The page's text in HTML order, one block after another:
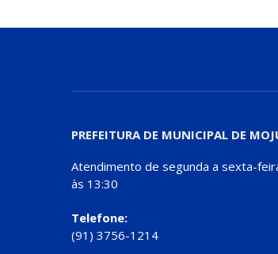
PREFEITURA DE MUNICIPAL DE
Atendimento de segunda a sexta-
às 13:30
Telefone:
(91) 3756-1214